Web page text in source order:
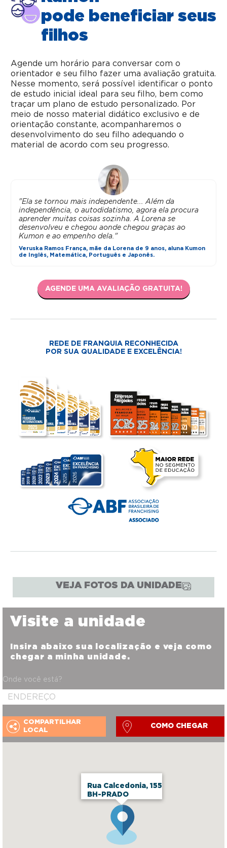
pode beneficiar seus
filhos
Agende um horário para conversar com o
orientador e seu filho fazer uma avaliação gratuita.
Nesse momento, será possível identificar o ponto
de estudo inicial ideal para seu filho, bem como
traçar um plano de estudo personalizado. Por
meio de nosso material didático exclusivo e de
orientação constante, acompanharemos o
desenvolvimento do seu filho adequando o
material de acordo com seu progresso.
"Ela se tornou mais independente... Além da
independência, o autodidatismo, agora ela procura
aprender muitas coisas sozinha. A Lorena se
desenvolveu e chegou aonde chegou graças ao
Kumon e ao empenho dela."
Veruska Ramos França, mãe da Lorena de 9 anos, aluna Kumon
de Inglês, Matemática, Português e Japonês.
AGENDE UMA AVALIAÇÃO GRATUITA!
REDE DE FRANQUIA RECONHECIDA
POR SUA QUALIDADE E EXCELÊNCIA!
VEJA FOTOS DA UNIDADE
Rua Calcedonia, 155
BH-PRADO
Visite a unidade
Insira abaixo sua localização e veja como
chegar a minha unidade.
Onde você está?
COMPARTILHAR
LOCAL
COMO CHEGAR